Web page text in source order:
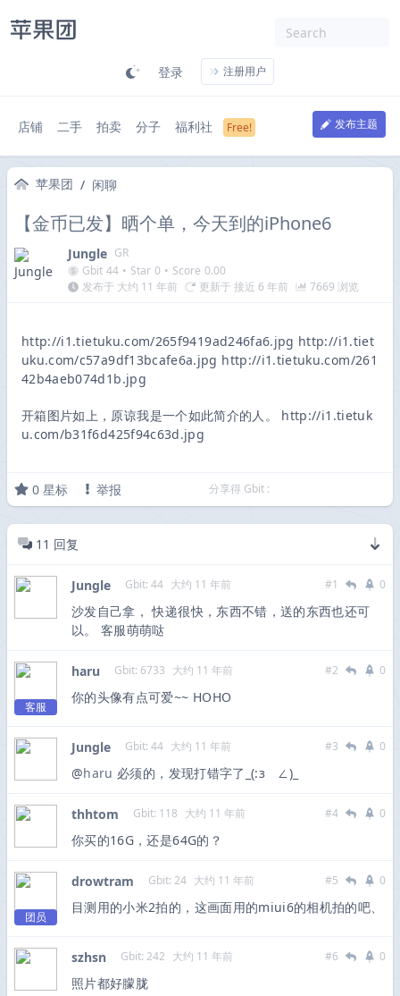
登录 注册用户
店铺 二手 拍卖 分子 福利社 发布主题
苹果团 / 闲聊
【金币已发】晒个单，今天到的iPhone6
Jungle GR
Gbit 44 • Star 0 • Score 0.00
发布于 大约 11 年前
更新于 接近 6 年前 7669 浏览
http://i1.tietuku.com/265f9419ad246fa6.jpg http://i1.tiet
uku.com/c57a9df13bcafe6a.jpg http://i1.tietuku.com/261
42b4aeb074d1b.jpg
开箱图片如上，原谅我是一个如此简介的人。 http://i1.tietuk
u.com/b31f6d425f94c63d.jpg
0 星标 举报 分享得 Gbit :
11 回复
Jungle Gbit: 44 大约 11 年前 #1 0
沙发自己拿， 快递很快，东西不错，送的东西也还可
以。 客服萌萌哒
客服
haru Gbit: 6733 大约 11 年前 #2 0
你的头像有点可爱~~ HOHO
Jungle Gbit: 44 大约 11 年前 #3 0
@haru 必须的，发现打错字了_(:зゝ∠)_
thhtom Gbit: 118 大约 11 年前 #4 0
你买的16G，还是64G的？
团员
drowtram Gbit: 24 大约 11 年前 #5 0
目测用的小米2拍的，这画面用的miui6的相机拍的吧、
szhsn Gbit: 242 大约 11 年前 #6 0
照片都好朦胧